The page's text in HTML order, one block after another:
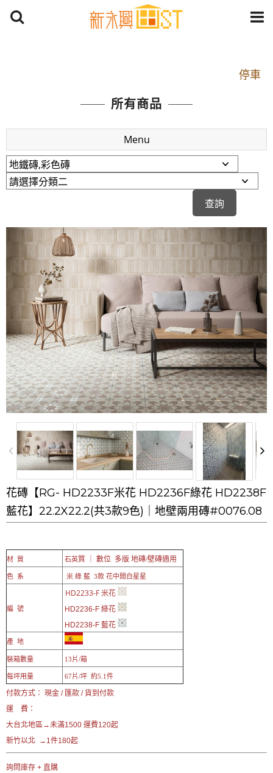
停車
捷運： 中和線【頂溪站 2 號出口】往中山路1段139
原Line已滿 無法加Line好友 請親愛的客戶加入
LINE官方帳號@a0975005573
開車：中山路1段 到永平路路口(樂華夜市口)門口可
停車
捷運： 中和線【頂溪站 2 號出口】往中山路1段139
號約10分鐘
原Line已滿 無法加Line好友 請親愛的客戶加入
LINE官方帳號@a0975005573
所有商品
Menu
花磚【RG- HD2233F米花 HD2236F綠花 HD2238F
藍花】22.2X22.2(共3款9色)｜地壁兩用磚#0076.08
材 質 石英質 ｜ 數位 多版 地磚/壁磚適用
色 系 米 綠 藍 3款 花中間白星星
編 號
HD2233-F米花
HD2236-F 綠花
HD2238-F 藍花
產 地
裝箱數量 13片/箱
每坪用量 67片/坪 約5.1件
付款方式： 現金 / 匯款 / 貨到付款
運 費：
大台北地區→未滿1500 運費120起
新竹以北 →1件180起
詢問庫存 + 直購